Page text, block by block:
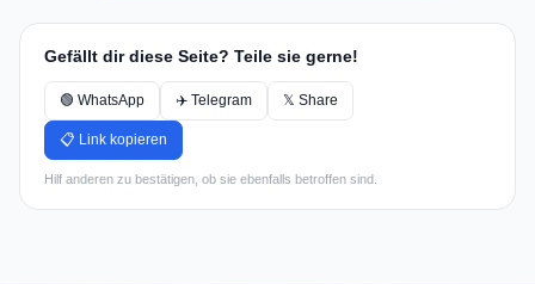
Gefällt dir diese Seite? Teile sie gerne!
🟢 WhatsApp ✈️ Telegram 𝕏 Share
📋 Link kopieren
Hilf anderen zu bestätigen, ob sie ebenfalls betroffen sind.